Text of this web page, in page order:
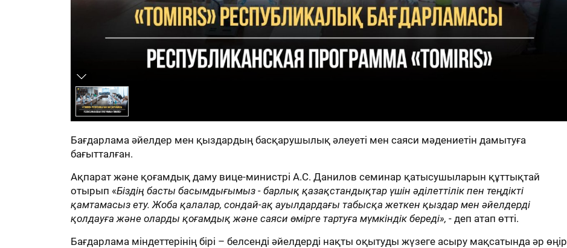
Бағдарлама әйелдер мен қыздардың басқарушылық әлеуеті мен саяси мәдениетін дамытуға
бағытталған.
Ақпарат және қоғамдық даму вице-министрі А.С. Данилов семинар қатысушыларын құттықтай
отырып «Біздің басты басымдығымыз - барлық қазақстандықтар үшін әділеттілік пен теңдікті
қамтамасыз ету. Жоба қалалар, сондай-ақ ауылдардағы табысқа жеткен қыздар мен әйелдерді
қолдауға және оларды қоғамдық және саяси өмірге тартуға мүмкіндік береді», - деп атап өтті.
Бағдарлама міндеттерінің бірі – белсенді әйелдерді нақты оқытуды жүзеге асыру мақсатында әр өңір